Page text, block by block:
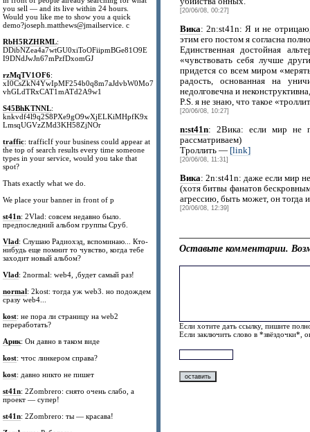
you sell — and its live within 24 hours.
Would you like me to show you a quick
demo?joseph.matthews@jmailservice. c
RbH5RZHRML:
DDibNZea4a7wtGU0xiToOFiipmBGe81O9E
I9DNdJwJn67mPzfDxomGJ
rzMqTV1OF6:
xI0CsZkN4YwIpMF254b0q8m7aJdvbW0Mo7
vhGLdTRxCAT1mATd2A9w1
S45BhKTNNL:
knkvdf4l9q2S8PXe9gO9wXjELKiMHpfK9x
LmsqUGVzZMd3KH58ZjNOr
traffic: trafficIf your business could appear at
the top of search results every time someone
types in your service, would you take that
spot?
Thats exactly what we do.
We place your banner in front of p
st41n: 2Vlad: совсем недавно было.
предпоследний альбом группы Сруб.
Vlad: Слушаю Радиохэд, вспоминаю... Кто-
нибудь еще помнит то чувство, когда тебе
заходит новый альбом?
Vlad: 2normal: web4, ,будет самый раз!
normal: 2kost: тогда уж web3. но подождем
сразу web4...
kost: не пора ли страницу на web2
переработать?
Арик: Он давно в таком виде
kost: чтос линкером справа?
kost: давно никто не пишет
st41n: 2Zombrero: снято очень слабо, а
проект — супер!
st41n: 2Zombrero: ты — красава!
[20/06/08, 00:27]
Вика: 2n:st41n: Я и не отрицаю,
этим его постом я согласна
Единственная достойная
«чувствовать себя лучше
придется со всем миром
радость, основанная на
недолговечна и
P.S. я не знаю, что такое
[20/06/08, 10:27]
n:st41n: 2Вика: если мир не
рассматриваем)
Троллить — [link]
[20/06/08, 11:31]
Вика: 2n:st41n: даже если мир
(хотя битвы фанатов
агрессию, быть может, он тогда
[20/06/08, 12:39]
Оставьте комментарии.
Если хотите дать ссылку, пишите
Если заключить слово в *звёздочки*,